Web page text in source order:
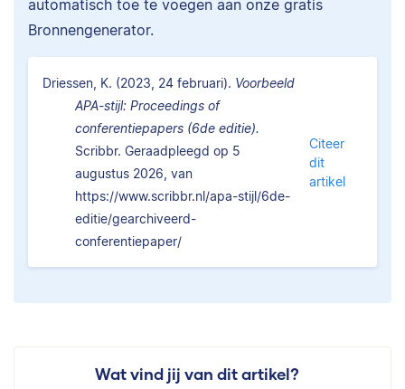
automatisch toe te voegen aan onze gratis
Bronnengenerator.
Driessen, K. (2023, 24 februari). Voorbeeld
APA-stijl: Proceedings of
conferentiepapers (6de editie).
Scribbr. Geraadpleegd op 5
augustus 2026, van
https://www.scribbr.nl/apa-stijl/6de-
editie/gearchiveerd-
conferentiepaper/
Citeer
dit
artikel
Wat vind jij van dit artikel?